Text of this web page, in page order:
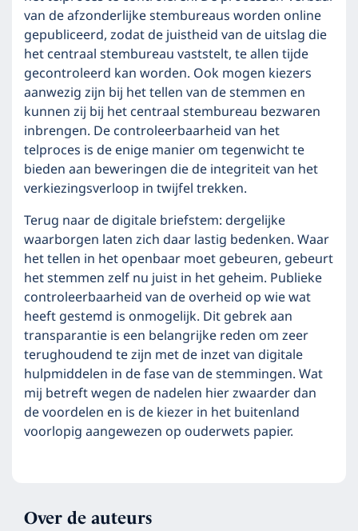
van de afzonderlijke stembureaus worden online
gepubliceerd, zodat de juistheid van de uitslag die
het centraal stembureau vaststelt, te allen tijde
gecontroleerd kan worden. Ook mogen kiezers
aanwezig zijn bij het tellen van de stemmen en
kunnen zij bij het centraal stembureau bezwaren
inbrengen. De controleerbaarheid van het
telproces is de enige manier om tegenwicht te
bieden aan beweringen die de integriteit van het
verkiezingsverloop in twijfel trekken.
Terug naar de digitale briefstem: dergelijke
waarborgen laten zich daar lastig bedenken. Waar
het tellen in het openbaar moet gebeuren, gebeurt
het stemmen zelf nu juist in het geheim. Publieke
controleerbaarheid van de overheid op wie wat
heeft gestemd is onmogelijk. Dit gebrek aan
transparantie is een belangrijke reden om zeer
terughoudend te zijn met de inzet van digitale
hulpmiddelen in de fase van de stemmingen. Wat
mij betreft wegen de nadelen hier zwaarder dan
de voordelen en is de kiezer in het buitenland
voorlopig aangewezen op ouderwets papier.
Over de auteurs